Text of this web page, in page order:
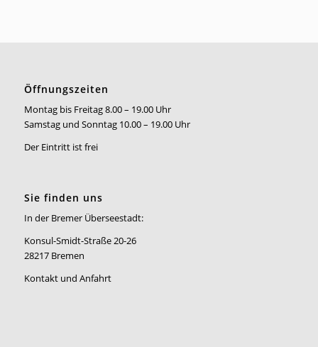
Öffnungszeiten
Montag bis Freitag 8.00 – 19.00 Uhr
Samstag und Sonntag 10.00 – 19.00 Uhr
Der Eintritt ist frei
Sie finden uns
In der Bremer Überseestadt:
Konsul-Smidt-Straße 20-26
28217 Bremen
Kontakt und Anfahrt